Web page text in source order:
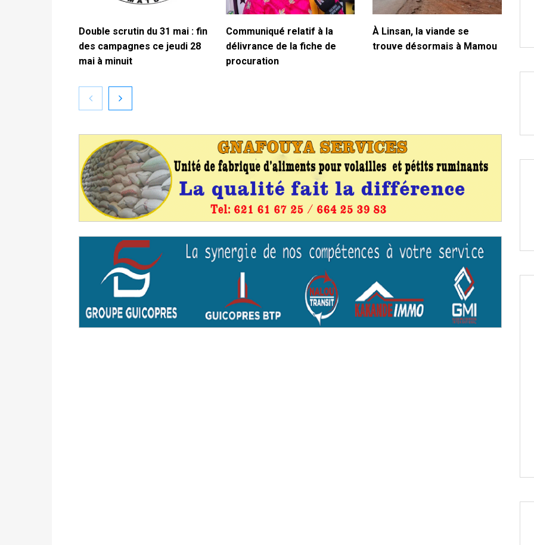
Double scrutin du 31 mai : fin
des campagnes ce jeudi 28
mai à minuit
Communiqué relatif à la
délivrance de la fiche de
procuration
À Linsan, la viande se
trouve désormais à Mamou